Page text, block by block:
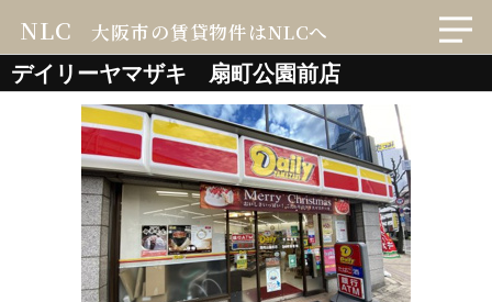
NLC 大阪市の賃貸物件はNLCへ
デイリーヤマザキ 扇町公園前店